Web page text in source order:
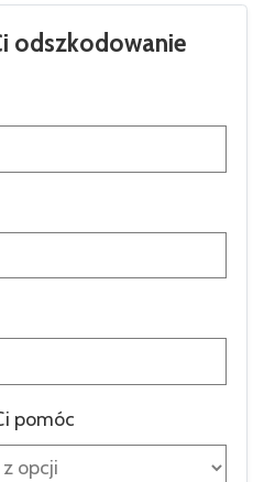
odszkodowanie
pomóc